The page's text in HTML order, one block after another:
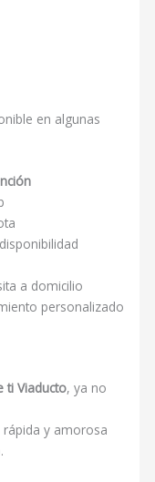
en algunas
a domicilio
personalizado
ti Viaducto, ya no
y amorosa